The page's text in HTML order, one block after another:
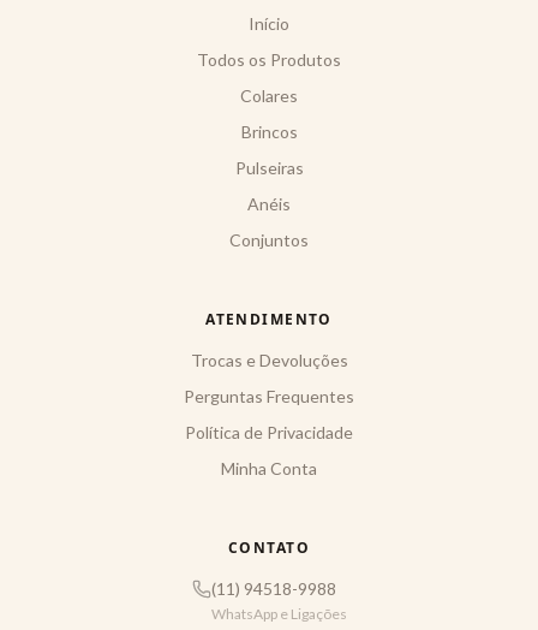
Início
Todos os Produtos
Colares
Brincos
Pulseiras
Anéis
Conjuntos
ATENDIMENTO
Trocas e Devoluções
Perguntas Frequentes
Política de Privacidade
Minha Conta
CONTATO
(11) 94518-9988
WhatsApp e Ligações